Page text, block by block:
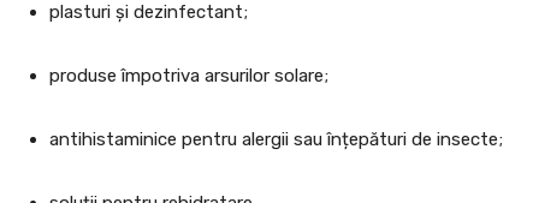
plasturi și dezinfectant;
produse împotriva arsurilor solare;
antihistaminice pentru alergii sau înțepături de insecte;